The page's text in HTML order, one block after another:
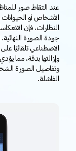
عند التقاط صور
الأشخاص أو
النظارات، فإن
جودة الصورة النهائية.
الاصطناعي تلقائيًا
وإزالتها بدقة، مما
وتفاصيل الصورة
الفاشلة.